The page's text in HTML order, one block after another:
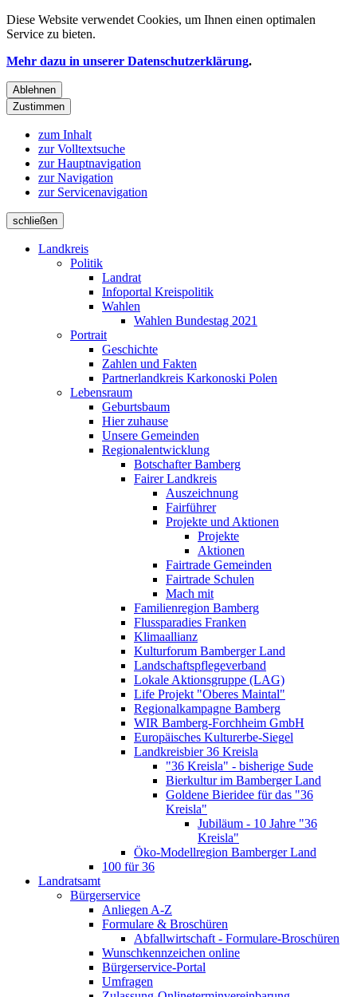
Diese Website verwendet Cookies, um Ihnen einen optimalen
Service zu bieten.
Mehr dazu in unserer Datenschutzerklärung.
Ablehnen
Zustimmen
zum Inhalt
zur Volltextsuche
zur Hauptnavigation
zur Navigation
zur Servicenavigation
schließen
Landkreis
Politik
Landrat
Infoportal Kreispolitik
Wahlen
Wahlen Bundestag 2021
Portrait
Geschichte
Zahlen und Fakten
Partnerlandkreis Karkonoski Polen
Lebensraum
Geburtsbaum
Hier zuhause
Unsere Gemeinden
Regionalentwicklung
Botschafter Bamberg
Fairer Landkreis
Auszeichnung
Fairführer
Projekte und Aktionen
Projekte
Aktionen
Fairtrade Gemeinden
Fairtrade Schulen
Mach mit
Familienregion Bamberg
Flussparadies Franken
Klimaallianz
Kulturforum Bamberger Land
Landschaftspflegeverband
Lokale Aktionsgruppe (LAG)
Life Projekt "Oberes Maintal"
Regionalkampagne Bamberg
WIR Bamberg-Forchheim GmbH
Europäisches Kulturerbe-Siegel
Landkreisbier 36 Kreisla
"36 Kreisla" - bisherige Sude
Bierkultur im Bamberger Land
Goldene Bieridee für das "36
Kreisla"
Jubiläum - 10 Jahre "36
Kreisla"
Öko-Modellregion Bamberger Land
100 für 36
Landratsamt
Bürgerservice
Anliegen A-Z
Formulare & Broschüren
Abfallwirtschaft - Formulare-Broschüren
Wunschkennzeichen online
Bürgerservice-Portal
Umfragen